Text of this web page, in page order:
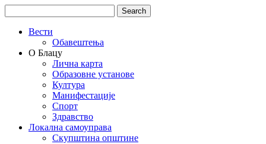
Вести
Обавештења
О Блацу
Лична карта
Образовне установе
Култура
Манифестације
Спорт
Здравство
Локална самоуправа
Скупштина општине